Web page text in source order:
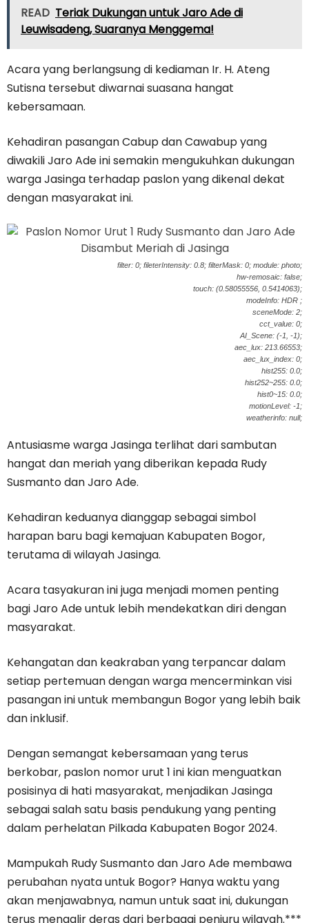
READ Teriak Dukungan untuk Jaro Ade di
Leuwisadeng, Suaranya Menggema!
Acara yang berlangsung di kediaman Ir. H. Ateng
Sutisna tersebut diwarnai suasana hangat
kebersamaan.
Kehadiran pasangan Cabup dan Cawabup yang
diwakili Jaro Ade ini semakin mengukuhkan dukungan
warga Jasinga terhadap paslon yang dikenal dekat
dengan masyarakat ini.
filter: 0; fileterIntensity: 0.8; filterMask: 0; module: photo;
hw-remosaic: false;
touch: (0.58055556, 0.5414063);
modeInfo: HDR ;
sceneMode: 2;
cct_value: 0;
AI_Scene: (-1, -1);
aec_lux: 213.66553;
aec_lux_index: 0;
hist255: 0.0;
hist252~255: 0.0;
hist0~15: 0.0;
motionLevel: -1;
weatherinfo: null;
Antusiasme warga Jasinga terlihat dari sambutan
hangat dan meriah yang diberikan kepada Rudy
Susmanto dan Jaro Ade.
Kehadiran keduanya dianggap sebagai simbol
harapan baru bagi kemajuan Kabupaten Bogor,
terutama di wilayah Jasinga.
Acara tasyakuran ini juga menjadi momen penting
bagi Jaro Ade untuk lebih mendekatkan diri dengan
masyarakat.
Kehangatan dan keakraban yang terpancar dalam
setiap pertemuan dengan warga mencerminkan visi
pasangan ini untuk membangun Bogor yang lebih baik
dan inklusif.
Dengan semangat kebersamaan yang terus
berkobar, paslon nomor urut 1 ini kian menguatkan
posisinya di hati masyarakat, menjadikan Jasinga
sebagai salah satu basis pendukung yang penting
dalam perhelatan Pilkada Kabupaten Bogor 2024.
Mampukah Rudy Susmanto dan Jaro Ade membawa
perubahan nyata untuk Bogor? Hanya waktu yang
akan menjawabnya, namun untuk saat ini, dukungan
terus mengalir deras dari berbagai penjuru wilayah.***